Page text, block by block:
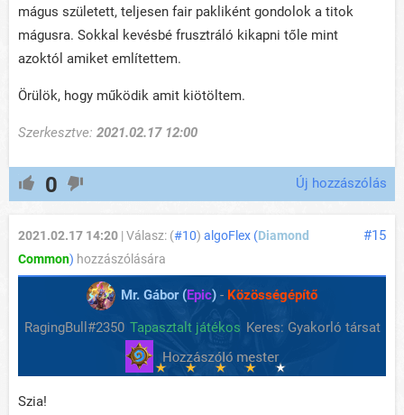
mágus született, teljesen fair pakliként gondolok a titok
mágusra. Sokkal kevésbé frusztráló kikapni tőle mint
azoktól amiket említettem.
Örülök, hogy működik amit kiötöltem.
Szerkesztve: 2021.02.17 12:00
0 Új hozzászólás
#15
2021.02.17 14:20 | Válasz: (#10) algoFlex (Diamond
Common) hozzászólására
Mr. Gábor (Epic) - Közösségépítő
RagingBull#2350 Tapasztalt játékos Keres: Gyakorló társat
Szia!